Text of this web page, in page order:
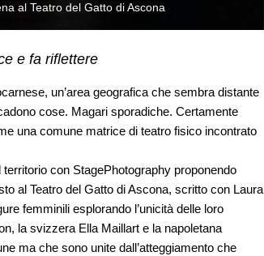
al Teatro del Gatto di Ascona
e fa riflettere
un’area geografica che sembra distante
cose. Magari sporadiche. Certamente
una comune matrice di teatro fisico incontrato
con StagePhotography proponendo
al Teatro del Gatto di Ascona, scritto con Laura
femminili esplorando l’unicità delle loro
la svizzera Ella Maillart e la napoletana
ma che sono unite dall’atteggiamento che